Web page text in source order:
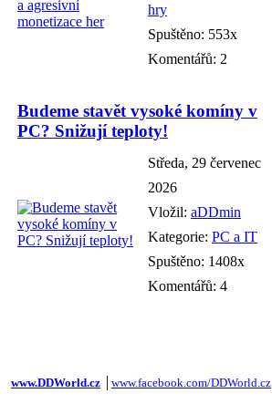
hry
Spuštěno: 553x
Komentářů: 2
Budeme stavět vysoké komíny v
PC? Snižují teploty!
Středa, 29 červenec
2026
Vložil: aDDmin
Kategorie: PC a IT
Spuštěno: 1408x
Komentářů: 4
www.DDWorld.cz www.facebook.com/DDWorld.cz